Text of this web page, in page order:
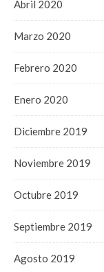
Abril 2020
Marzo 2020
Febrero 2020
Enero 2020
Diciembre 2019
Noviembre 2019
Octubre 2019
Septiembre 2019
Agosto 2019